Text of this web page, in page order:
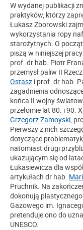
W wydanej publikacji
praktyków, którzy
Łukasz Zborowski
wykorzystania ropy
starożytnych. O
piszą w niniejszej
prof. dr hab. Piotr
przemysł paliw II
Ostasz i prof. dr hab.
zagadnienia
końca II wojny
przełomie lat 80. i 90.
Grzegorz Zamoyski,
Pierwszy z nich
dotyczące
natomiast drugi
ukazującym się od
Łukasiewicza dla
artykułach dr hab.
Pruchnik. Na
dokonują
Gazowego im.
pretenduje ono do
UNESCO.